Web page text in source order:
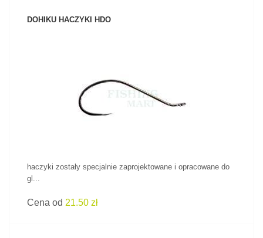
DOHIKU HACZYKI HDO
ZOBACZ PRODUKT
haczyki zostały specjalnie zaprojektowane i opracowane do
gl...
Cena od 21.50 zł